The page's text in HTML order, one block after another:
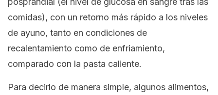
comidas), con un retorno más rápido a los niveles
de ayuno, tanto en condiciones de
recalentamiento como de enfriamiento,
comparado con la pasta caliente.
Para decirlo de manera simple, algunos alimentos,